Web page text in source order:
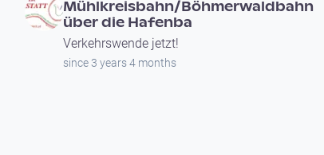
Mühlkreisbahn/Böhmerwaldbahn
über die Hafenba
Verkehrswende jetzt!
since 3 years 4 months